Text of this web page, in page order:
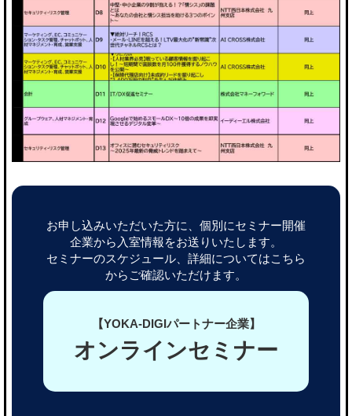
お申し込みいただいた方に、個別にセミナー開催
企業から入室情報をお送りいたします。
セミナーのスケジュール、詳細についてはこちら
からご確認いただけます。
【YOKA-DIGIパートナー企業】
オンラインセミナー